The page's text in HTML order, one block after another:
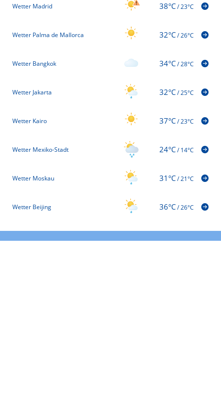
Wetter Madrid 38°C/23°C
Wetter Palma de Mallorca 32°C/26°C
Wetter Bangkok 34°C/28°C
Wetter Jakarta 32°C/25°C
Wetter Kairo 37°C/23°C
Wetter Mexiko-Stadt 24°C/14°C
Wetter Moskau 31°C/21°C
Wetter Beijing 36°C/26°C